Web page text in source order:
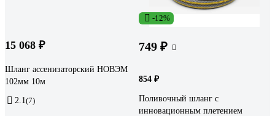
15 068 ₽
Шланг ассенизаторский НОВЭМ
102мм 10м
2.1 (7)
-12%
749 ₽
854 ₽
Поливочный шланг с
инновационным плетением